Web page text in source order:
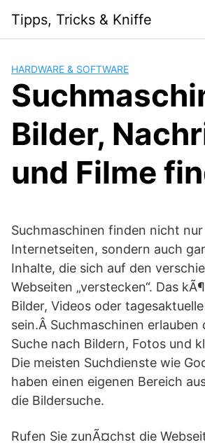
content
Tipps, Tricks & Kniffe
HARDWARE & SOFTWARE
Bilder,
und Filme
Suchmaschinen finden nicht
Internetseiten, sondern auch
Inhalte, die sich auf den
Webseiten „verstecken“. Das
Bilder, Videos oder
sein.Â Suchmaschinen erlauben
Suche nach Bildern, Fotos und
Die meisten Suchdienste wie
haben einen eigenen Bereich
die Bildersuche.
Rufen Sie zunÃ¤chst die